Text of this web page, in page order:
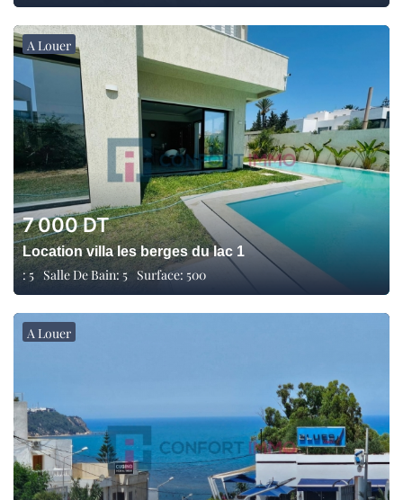
A Louer
7 000DT
Location villa les berges du lac 1
: 5 Salle De Bain: 5 Surface: 500
A Louer